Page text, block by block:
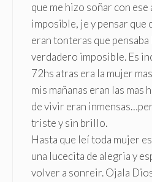
que me hizo soñar con
imposible, je y pensar que
eran tonteras que
verdadero imposible. Es
72hs atras era la mujer
mis mañanas eran las mas
de vivir eran
triste y sin brillo.
Hasta que leí toda mujer
una lucecita de alegria y
volver a sonreir. Ojala